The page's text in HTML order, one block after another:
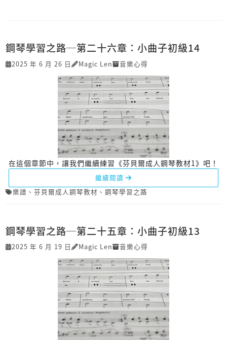
鋼琴學習之路─第二十六章：小曲子初級14
2025 年 6 月 26 日 Magic Len 音樂心得
在這個章節中，讓我們繼續練習《芬貝爾成人鋼琴教材1》吧！
繼續閱讀
樂譜 、 芬貝爾成人鋼琴教材 、 鋼琴學習之路
鋼琴學習之路─第二十五章：小曲子初級13
2025 年 6 月 19 日 Magic Len 音樂心得